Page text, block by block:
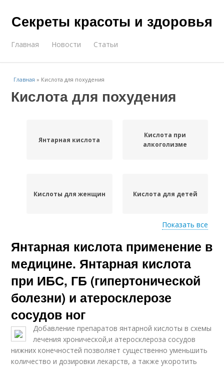
Секреты красоты и здоровья
Главная Новости Статьи
Главная » Кислота для похудения
Кислота для похудения
Янтарная кислота
Кислота при
алкоголизме
Кислоты для женщин Кислота для детей
Кислота для мужчин
Кислота для
растений
Кислоты на почву Кислоты на растения
Кислота при
похмелье
Кислоты в медицине
Показать все
Янтарная кислота применение в
медицине. Янтарная кислота
при ИБС, ГБ (гипертонической
болезни) и атеросклерозе
сосудов ног
Добавление препаратов янтарной кислоты в схемы
лечения хронической,и атеросклероза сосудов
нижних конечностей позволяет существенно уменьшить
количество и дозировки лекарств, а также укоротить